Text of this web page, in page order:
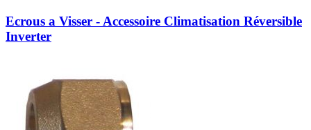
Ecrous a Visser - Accessoire Climatisation Réversible
Inverter